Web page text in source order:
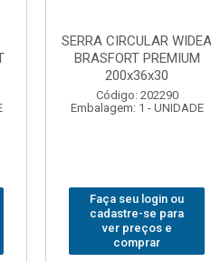
MARTELO UNHA POLIDO
BRASFORT 27mm8207
Código: 222070
Embalagem: 1 - UNIDADE
Faça seu login ou
cadastre-se para
ver preços e
comprar